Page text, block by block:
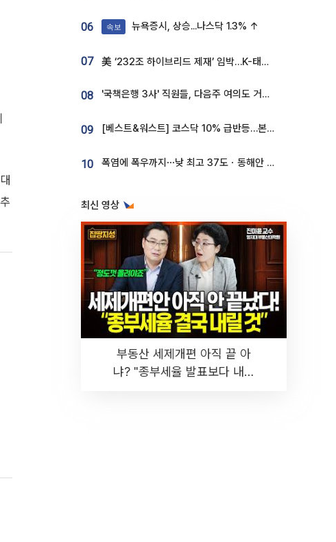
06 속보 뉴욕증시, 상승...나스닥 1.3% ↑
07 美 ‘232조 하이브리드 제재’ 임박…K-태양광, 불확실성 털고 날개 다나
08 '국책은행 3사' 직원들, 다음주 여의도 거리 나서는 까닭은
09 [베스트&워스트] 코스닥 10% 급반등…본느, 최대주주 변경 기대에 270% 폭등
10 폭염에 폭우까지⋯낮 최고 37도ㆍ동해안 강한 비 [날씨]
최신 영상
부동산 세제개편 아직 끝 아
냐? "종부세율 발표보다 내릴